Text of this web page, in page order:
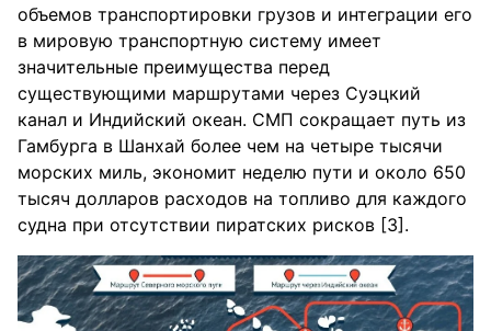
объемов транспортировки грузов и интеграции его
в мировую транспортную систему имеет
значительные преимущества перед
существующими маршрутами через Суэцкий
канал и Индийский океан. СМП сокращает путь из
Гамбурга в Шанхай более чем на четыре тысячи
морских миль, экономит неделю пути и около 650
тысяч долларов расходов на топливо для каждого
судна при отсутствии пиратских рисков [3].